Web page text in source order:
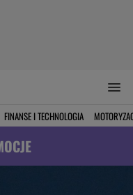
FINANSE I TECHNOLOGIA